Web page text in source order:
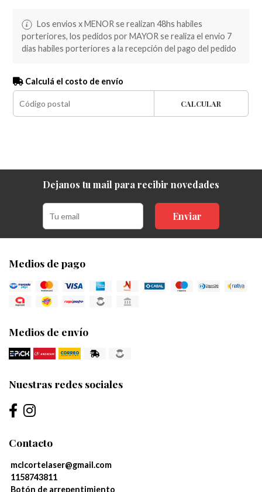
Los envios x MENOR se realizan 48hs habiles
porteriores, los pedidos por MAYOR se realiza el envio 7
dias habiles porteriores a la recepción del pago del pedido
Calculá el costo de envío
CALCULAR
Dejanos tu mail para recibir novedades
Enviar
Medios de pago
Medios de envío
Nuestras redes sociales
Contacto
mclcortelaser@gmail.com
1158743811
Botón de arrepentimiento